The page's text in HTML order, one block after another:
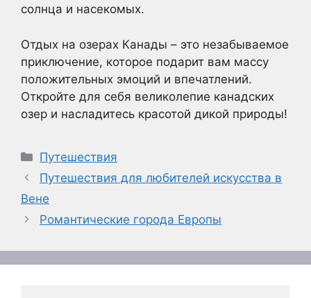
солнца и насекомых.
Отдых на озерах Канады – это незабываемое
приключение, которое подарит вам массу
положительных эмоций и впечатлений.
Откройте для себя великолепие канадских
озер и насладитесь красотой дикой природы!
Рубрики
Путешествия
Путешествия для любителей искусства в
Вене
Романтические города Европы